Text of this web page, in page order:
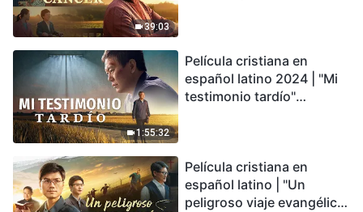
39:03
1:55:32
Película cristiana en
español latino 2024 | "Mi
testimonio tardío"
conmovedor
Película cristiana en
español latino | "Un
peligroso viaje evangélico"